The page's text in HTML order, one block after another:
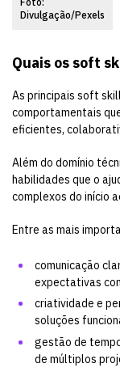
Divulgação/Pexels
Quais os soft
As principais soft
comportamentais
eficientes,
Além do domínio
habilidades que o
complexos do início
Entre as mais
comunicação
expectativas
criatividade e
soluções
gestão de
de múltiplos